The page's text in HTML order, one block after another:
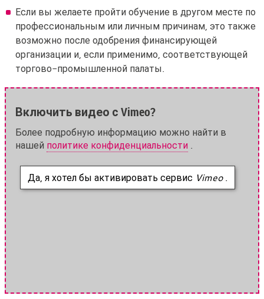
Если вы желаете пройти обучение в другом месте по
профессиональным или личным причинам, это также
возможно после одобрения финансирующей
организации и, если применимо, соответствующей
торгово-промышленной палаты.
Включить видео с Vimeo?
Более подробную информацию можно найти в
нашей политике конфиденциальности .
Да, я хотел бы активировать сервис Vimeo.